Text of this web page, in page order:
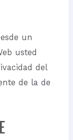
un
usted
del
de la de